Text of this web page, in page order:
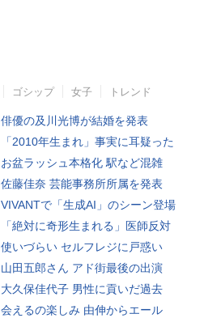
ゴシップ 女子 トレンド
俳優の及川光博が結婚を発表
「2010年生まれ」事実に耳疑った
お盆ラッシュ本格化 駅など混雑
佐藤佳奈 芸能事務所所属を発表
VIVANTで「生成AI」のシーン登場
「絶対に奇形生まれる」医師反対
使いづらい セルフレジに戸惑い
山田五郎さん アド街最後の出演
大久保佳代子 男性に貢いだ過去
会えるの楽しみ 由伸からエール